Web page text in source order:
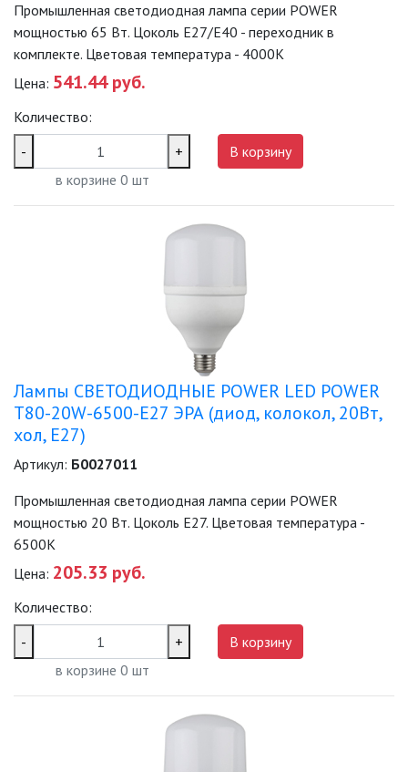
Промышленная светодиодная лампа серии POWER
мощностью 65 Вт. Цоколь Е27/E40 - переходник в
комплекте. Цветовая температура - 4000K
Цена: 541.44 руб.
Количество:
-
+
в корзине 0 шт
В корзину
Лампы СВЕТОДИОДНЫЕ POWER LED POWER
T80-20W-6500-E27 ЭРА (диод, колокол, 20Вт,
хол, E27)
Артикул: Б0027011
Промышленная светодиодная лампа серии POWER
мощностью 20 Вт. Цоколь Е27. Цветовая температура -
6500K
Цена: 205.33 руб.
Количество:
-
+
в корзине 0 шт
В корзину